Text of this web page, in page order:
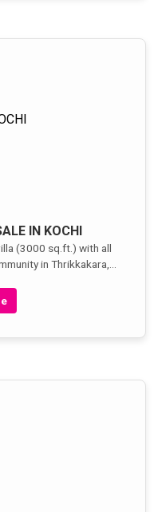
IN KOCHI
(3000 sq.ft.) with all
in Thrikkakara,